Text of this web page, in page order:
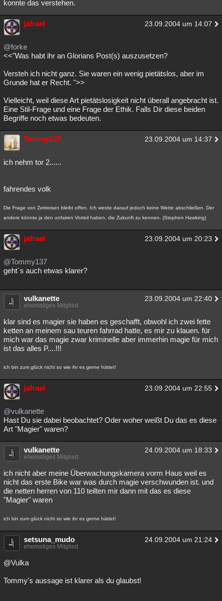
konnte das verstehen.
jafrael 23.09.2004 um 14:07
@forke
<<"Was habt ihr an Glorians Post(s) auszusetzen?
Versteh ich nicht ganz. Sie waren ein wenig pietätslos, aber im
Grunde hat er Recht. ">>
Vielleicht, weil diese Art pietätslosigkeit nicht überall angebracht ist.
Eine Stil-Frage und eine Frage der Ethik. Falls Dir diese beiden
Begriffe noch etwas bedeuten.
Tommy137 23.09.2004 um 14:37
ich nehm tor 2......
fahrendes volk
Die Frage von Zeitreisen bleibt offen. Ich werde darauf jedoch keine Wette abschließen. Der
andere könnte ja den unfairen Vorteil haben, die Zukunft zu kennen. (Stephen Hawking)
jafrael 23.09.2004 um 20:23
@Tommy137
geht´s auch etwas klarer?
vulkanette 23.09.2004 um 22:40
ehemaliges Mitglied
klar sind es magier sie haben es geschafft, obwohl ich zwei fette
ketten an meinem sau teuren fahrrad hatte, es mir zu klauen. für
mich war das magie zwar kriminelle aber immerhin magie für mich
ist das alles P....!!!
ich bin zum glück nicht so wie ihr es gerne hättet!
jafrael 23.09.2004 um 22:55
@vulkanette
Hast Du sie dabei beobachtet? Oder woher weißt Du das es diese
Art "Magier" waren?
vulkanette 24.09.2004 um 18:33
ehemaliges Mitglied
ich nicht aber meine Überwachungskamera vorm Haus weil es
nicht das erste Bike war was durch magie verschwunden ist. und
die netten herren von 110 teilten mir dann mit das es diese
"Magier" waren
ich bin zum glück nicht so wie ihr es gerne hättet!
setsuna_mudo 24.09.2004 um 21:24
ehemaliges Mitglied
@Vulka
Tommy's aussage ist klarer als du glaubst!